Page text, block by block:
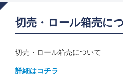
切売・ロール箱売に
切売・ロール箱売について
詳細はコチラ